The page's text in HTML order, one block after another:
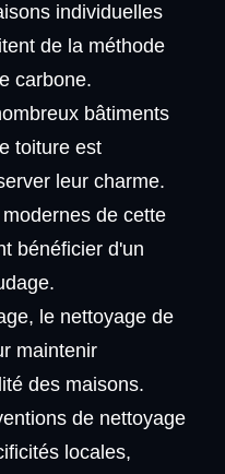
individuelles
de la méthode
carbone.
bâtiments
toiture est
leur charme.
de cette
bénéficier d'un
le nettoyage de
maintenir
des maisons.
de nettoyage
locales,